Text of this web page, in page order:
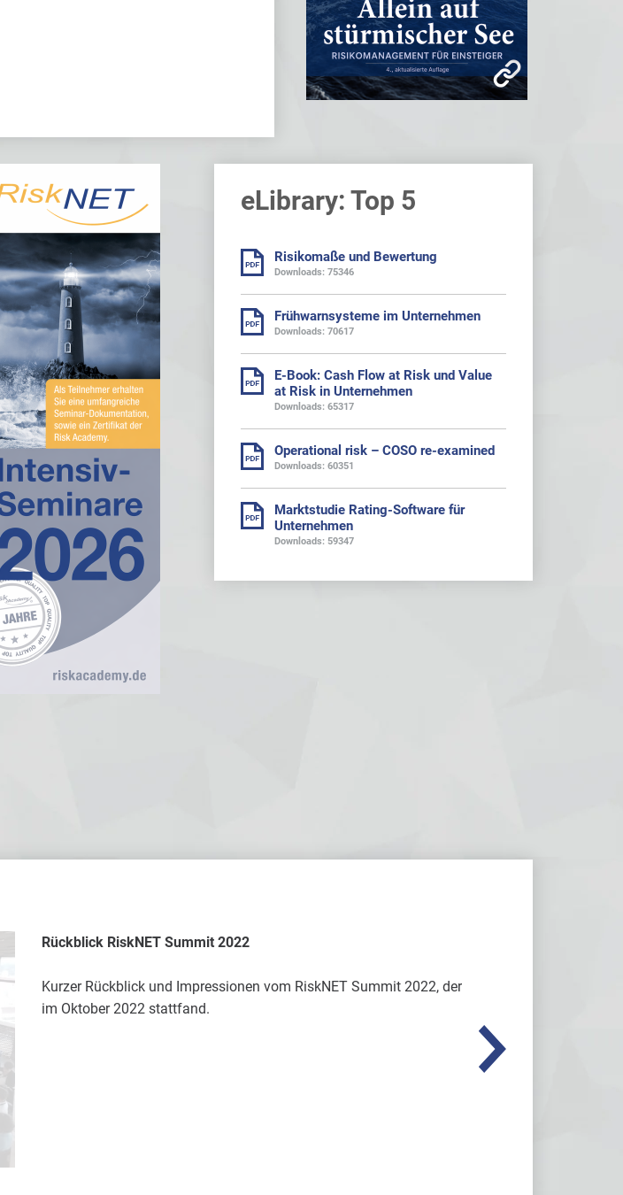
eLibrary: Top 5
Risikomaße und Bewertung
Downloads: 75346
Frühwarnsysteme im Unternehmen
Downloads: 70617
E-Book: Cash Flow at Risk und Value
at Risk in Unternehmen
Downloads: 65317
Operational risk – COSO re-examined
Downloads: 60351
Marktstudie Rating-Software für
Unternehmen
Downloads: 59347
Rückblick RiskNET Summit 2022
Kurzer Rückblick und Impressionen vom RiskNET Summit 2022, der
im Oktober 2022 stattfand.